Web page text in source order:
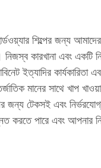
শিল্পের জন্য আমাদের
কারখানা এবং একটি
ইত্যাদির কার্যকারিতা
মানের সাথে খাপ
জন্য টেকসই এবং
করতে পারে এবং আপনার